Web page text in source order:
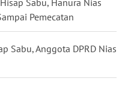
Sabu, Hanura Nias
Pemecatan
Sabu, Anggota DPRD Nias